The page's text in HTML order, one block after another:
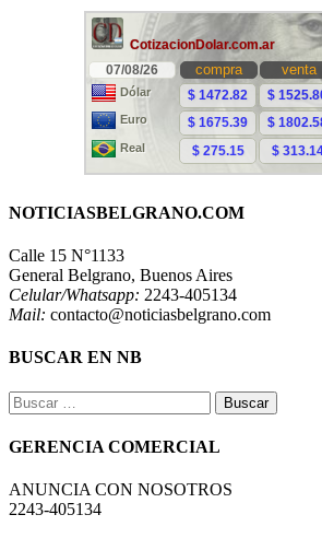
NOTICIASBELGRANO.COM
Calle 15 N°1133
General Belgrano, Buenos Aires
Celular/Whatsapp: 2243-405134
Mail: contacto@noticiasbelgrano.com
BUSCAR EN NB
Buscar:
GERENCIA COMERCIAL
ANUNCIA CON NOSOTROS
2243-405134